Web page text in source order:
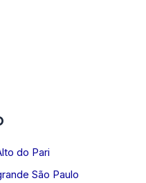
do Pari
São Paulo